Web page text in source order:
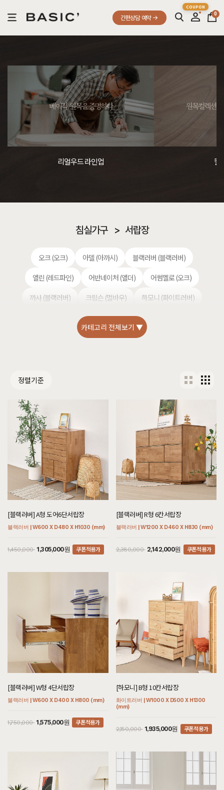
간편상담 예약
0
베이직, 원목을 증명하다
리얼우드 라인업
원목컬렉션,
컬
침실가구 > 서랍장
오크 (오크) 아델 (아까시)
블랙러버 (블랙러버)
엘린 (레드파인)
어반네이처 (엘더)
어썸멜로 (오크)
까사 (블랙러버)
크림슨 (멀바우)
하모니 (화이트러버)
헤리티지월넛 (월넛)
퓨어마일드 (자작)
셀레스티얼 럭셔리 (티크)
카테고리 전체보기 ▼
정렬기준
[블랙러버] A형 도어6단서랍장
블랙러버 | W600 X D480 X H1030 (mm)
1,450,000 1,305,000원 쿠폰적용가
[블랙러버] R형 6칸서랍장
블랙러버 | W1200 X D460 X H830 (mm)
2,380,000 2,142,000원 쿠폰적용가
[블랙러버] W형 4단서랍장
블랙러버 | W600 X D400 X H800 (mm)
1,750,000 1,575,000원 쿠폰적용가
[하모니] B형 10칸서랍장
화이트러버 | W1000 X D500 X H1300
(mm)
2,150,000 1,935,000원 쿠폰적용가